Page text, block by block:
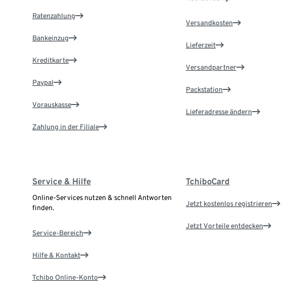
Ratenzahlung
Bankeinzug
Kreditkarte
Paypal
Vorauskasse
Zahlung in der Filiale
Versandkosten
Lieferzeit
Versandpartner
Packstation
Lieferadresse ändern
Service & Hilfe
Online-Services nutzen & schnell Antworten
finden.
Service-Bereich
Hilfe & Kontakt
Tchibo Online-Konto
TchiboCard
Jetzt kostenlos registrieren
Jetzt Vorteile entdecken